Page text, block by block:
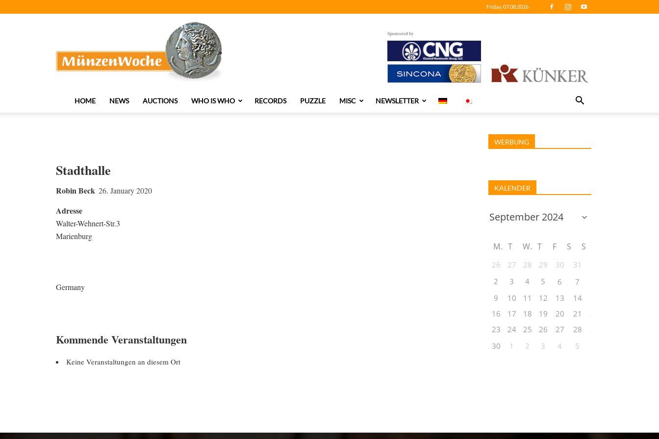
Friday, 07.08.2026
Sponsored by
HOME NEWS AUCTIONS WHO IS WHO RECORDS PUZZLE MISC NEWSLETTER
Stadthalle
Robin Beck 26. January 2020
Adresse
Walter-Wehnert-Str.3
Marienburg
Germany
Kommende Veranstaltungen
Keine Veranstaltungen an diesem Ort
WERBUNG
KALENDER
M T W T F S S
26 27 28 29 30 31
2
3 4 5 6 7
9
10 11 12 13 14
16
17 18 19 20 21
22
23
24 25 26 27 28
29
30
1 2 3 4 5